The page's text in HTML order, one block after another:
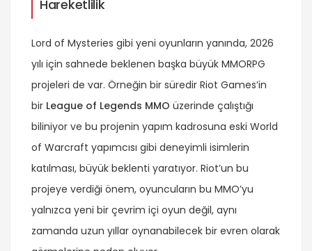
Hareketlilik
Lord of Mysteries gibi yeni oyunların yanında, 2026
yılı için sahnede beklenen başka büyük MMORPG
projeleri de var. Örneğin bir süredir Riot Games’in
bir League of Legends MMO üzerinde çalıştığı
biliniyor ve bu projenin yapım kadrosuna eski World
of Warcraft yapımcısı gibi deneyimli isimlerin
katılması, büyük beklenti yaratıyor. Riot’un bu
projeye verdiği önem, oyuncuların bu MMO’yu
yalnızca yeni bir çevrim içi oyun değil, aynı
zamanda uzun yıllar oynanabilecek bir evren olarak